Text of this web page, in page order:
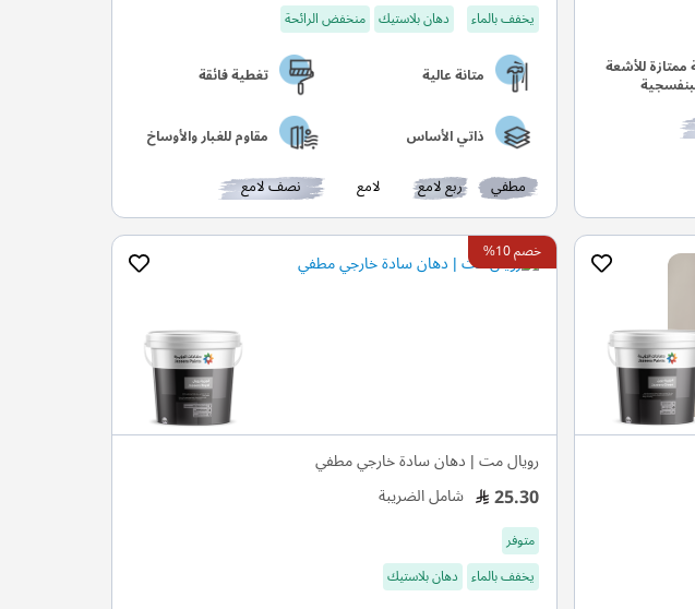
ممتازة للأشعة
يخفف بالماء
دهان بلاستيك منخفض الرائحة
متانة عالية تغطية فائقة
ذاتي الأساس مقاوم للغبار والأوساخ
مطفي ربع لامع لامع نصف لامع
خصم 10%
رويال مت | دهان سادة خارجي مطفي
25.30 شامل الضريبة
متوفر
يخفف بالماء دهان بلاستيك